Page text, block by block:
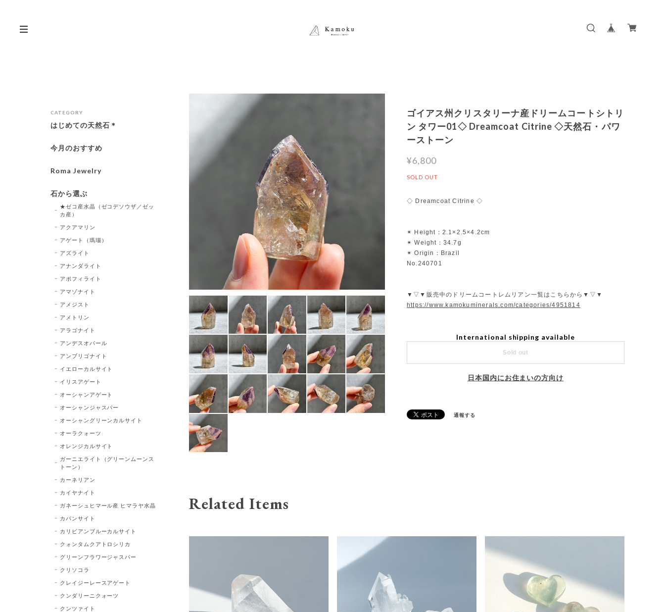
ゴイアス州クリスタリーナ産ドリームコートシトリ
ン タワー01◇ Dreamcoat Citrine ◇天然石・パワ
ーストーン
¥6,800
SOLD OUT
◇ Dreamcoat Citrine ◇
✴︎ Height：2.1×2.5×4.2cm
✴︎ Weight：34.7g
✴︎ Origin：Brazil
No.240701
▼▽▼販売中のドリームコートレムリアン一覧はこちらから▼▽▼
https://www.kamokuminerals.com/categories/4951814
International shipping available
Sold out
日本国内にお住まいの方向け
通報する
Related Items
CATEGORY
はじめての天然石＊
今月のおすすめ
Roma Jewelry
石から選ぶ
★ゼコ産水晶（ゼコデソウザ／ゼッ
カ産）
アクアマリン
アゲート（瑪瑙）
アズライト
アナンダライト
アポフィライト
アマゾナイト
アメジスト
アメトリン
アラゴナイト
アンデスオパール
アンブリゴナイト
イエローカルサイト
イリスアゲート
オーシャンアゲート
オーシャンジャスパー
オーシャングリーンカルサイト
オーラクォーツ
オレンジカルサイト
ガーニエライト（グリーンムーンス
トーン）
カーネリアン
カイヤナイト
ガネーシュヒマール産 ヒマラヤ水晶
カバンサイト
カリビアンブルーカルサイト
クォンタムクアトロシリカ
グリーンフラワージャスパー
クリソコラ
クレイジーレースアゲート
クンダリーニクォーツ
クンツァイト